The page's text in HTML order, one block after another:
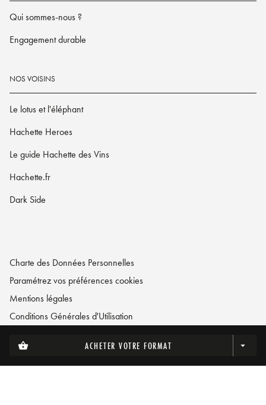
shopping_basket ACHETER VOTRE FORMAT arrow_drop_down
Qui sommes-nous ?
Engagement durable
NOS VOISINS
Le lotus et l'éléphant
Hachette Heroes
Le guide Hachette des Vins
Hachette.fr
Dark Side
Charte des Données Personnelles
Paramétrez vos préférences cookies
Mentions légales
Conditions Générales d'Utilisation